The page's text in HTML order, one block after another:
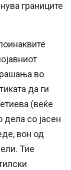
границите
во
да ги
(веќе
дела со јасен
вон од
Тие